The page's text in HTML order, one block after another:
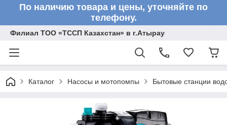
По наличию товара и цены, уточняйте по
телефону.
Филиал ТОО «ТССП Казахстан» в г.Атырау
Каталог Насосы и мотопомпы Бытовые станции